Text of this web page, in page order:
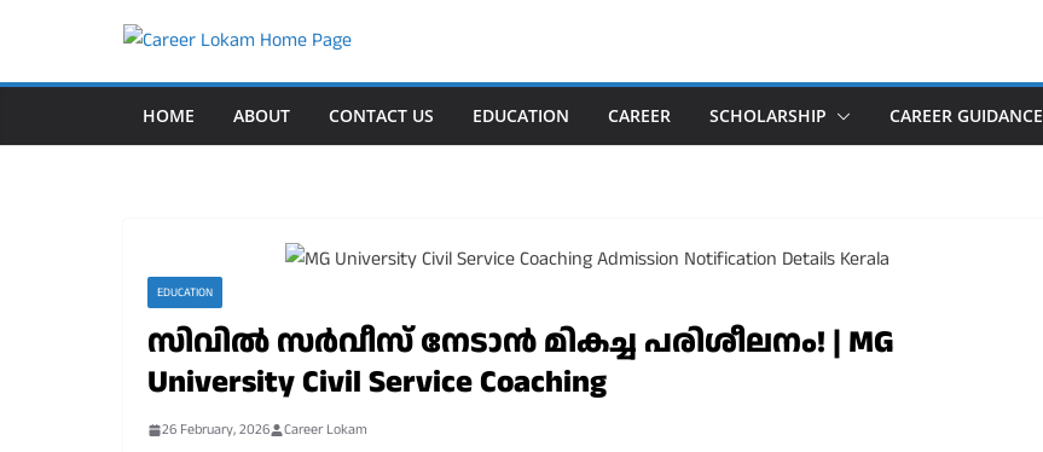
content
HOME ABOUT CONTACT US EDUCATION CAREER SCHOLARSHIP CAREER GUIDANCE
EDUCATION
സിവിൽ സർവീസ് നേടാൻ മികച്ച പരിശീലനം! | MG
University Civil Service Coaching
26 February, 2026 Career Lokam